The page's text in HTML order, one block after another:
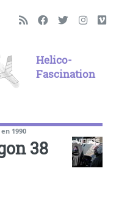
Helico-
Fascination
1990
38